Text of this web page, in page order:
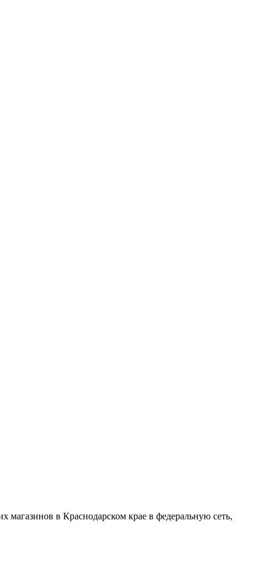
магазинов в Краснодарском крае в федеральную сеть,